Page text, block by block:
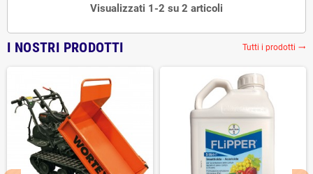
Visualizzati 1-2 su 2 articoli
I NOSTRI PRODOTTI Tutti i prodotti trending_flat